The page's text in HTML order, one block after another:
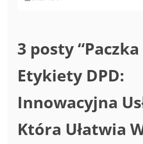
3 posty “
Etykiety DPD:
Innowacyjna
Która Ułatwia